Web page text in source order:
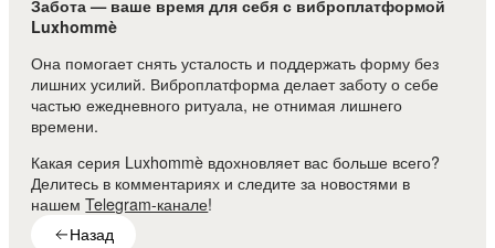
Забота — ваше время для себя с виброплатформой
Luxhommè
Она помогает снять усталость и поддержать форму без
лишних усилий. Виброплатформа делает заботу о себе
частью ежедневного ритуала, не отнимая лишнего
времени.
Какая серия Luxhommè вдохновляет вас больше всего?
Делитесь в комментариях и следите за новостями в
нашемTelegram-канале!
Назад